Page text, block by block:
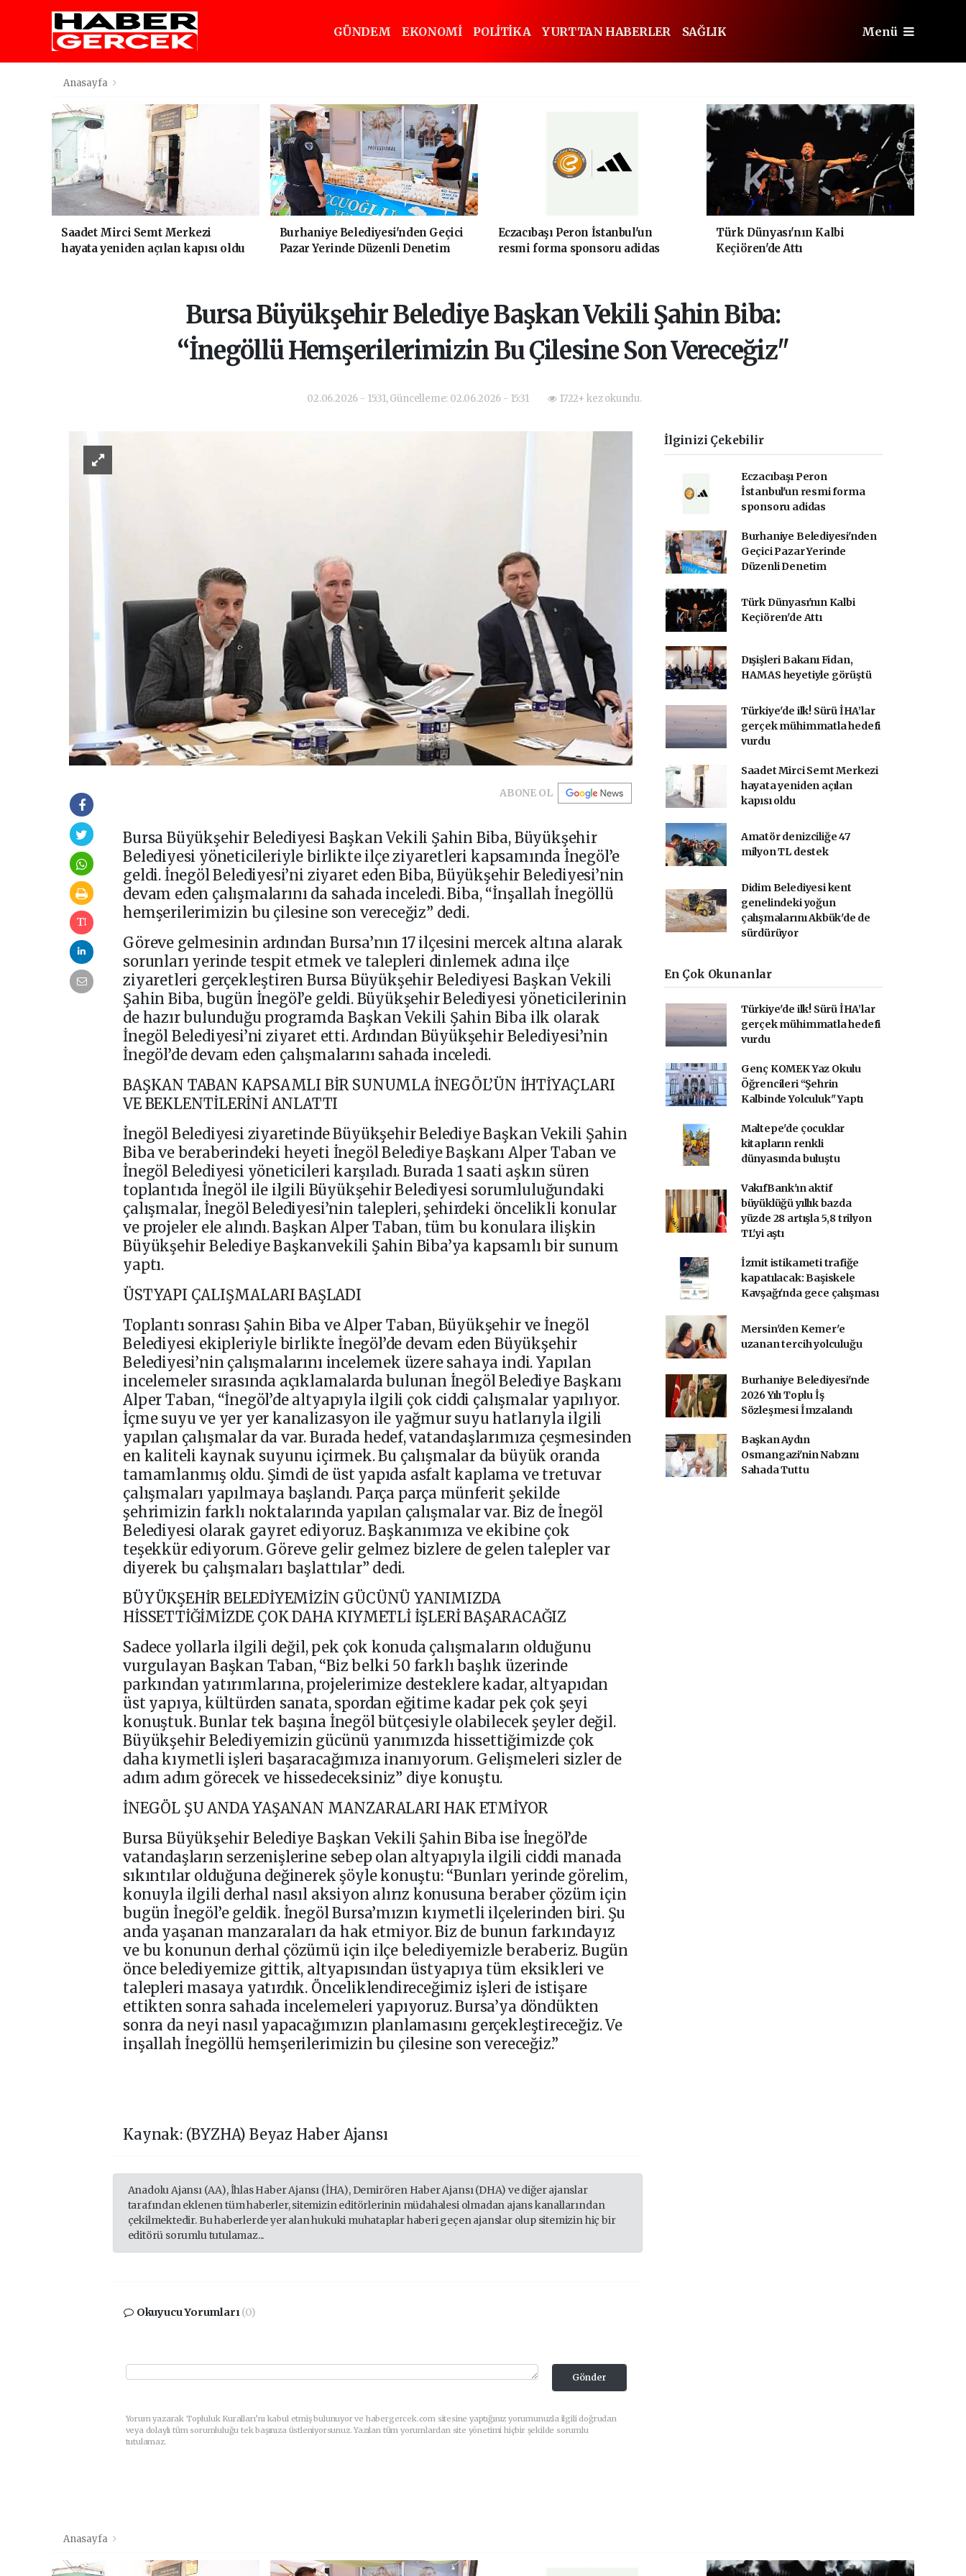
GÜNDEM EKONOMİ POLİTİKA YURTTAN HABERLER SAĞLIK Menü
Anasayfa
Saadet Mirci Semt Merkezi
hayata yeniden açılan kapısı oldu
Burhaniye Belediyesi'nden Geçici
Pazar Yerinde Düzenli Denetim
Eczacıbaşı Peron İstanbul'un
resmi forma sponsoru adidas
Türk Dünyası'nın Kalbi
Keçiören'de Attı
Bursa Büyükşehir Belediye Başkan Vekili Şahin Biba:
“İnegöllü Hemşerilerimizin Bu Çilesine Son Vereceğiz"
02.06.2026 - 15:31, Güncelleme: 02.06.2026 - 15:31 1722+ kez okundu.
ABONE OL
Bursa Büyükşehir Belediyesi Başkan Vekili Şahin Biba, Büyükşehir
Belediyesi yöneticileriyle birlikte ilçe ziyaretleri kapsamında İnegöl’e
geldi. İnegöl Belediyesi’ni ziyaret eden Biba, Büyükşehir Belediyesi’nin
devam eden çalışmalarını da sahada inceledi. Biba, “İnşallah İnegöllü
hemşerilerimizin bu çilesine son vereceğiz” dedi.
Göreve gelmesinin ardından Bursa’nın 17 ilçesini mercek altına alarak
sorunları yerinde tespit etmek ve talepleri dinlemek adına ilçe
ziyaretleri gerçekleştiren Bursa Büyükşehir Belediyesi Başkan Vekili
Şahin Biba, bugün İnegöl’e geldi. Büyükşehir Belediyesi yöneticilerinin
de hazır bulunduğu programda Başkan Vekili Şahin Biba ilk olarak
İnegöl Belediyesi’ni ziyaret etti. Ardından Büyükşehir Belediyesi’nin
İnegöl’de devam eden çalışmalarını sahada inceledi.
BAŞKAN TABAN KAPSAMLI BİR SUNUMLA İNEGÖL’ÜN İHTİYAÇLARI
VE BEKLENTİLERİNİ ANLATTI
İnegöl Belediyesi ziyaretinde Büyükşehir Belediye Başkan Vekili Şahin
Biba ve beraberindeki heyeti İnegöl Belediye Başkanı Alper Taban ve
İnegöl Belediyesi yöneticileri karşıladı. Burada 1 saati aşkın süren
toplantıda İnegöl ile ilgili Büyükşehir Belediyesi sorumluluğundaki
çalışmalar, İnegöl Belediyesi’nin talepleri, şehirdeki öncelikli konular
ve projeler ele alındı. Başkan Alper Taban, tüm bu konulara ilişkin
Büyükşehir Belediye Başkanvekili Şahin Biba’ya kapsamlı bir sunum
yaptı.
ÜSTYAPI ÇALIŞMALARI BAŞLADI
Toplantı sonrası Şahin Biba ve Alper Taban, Büyükşehir ve İnegöl
Belediyesi ekipleriyle birlikte İnegöl’de devam eden Büyükşehir
Belediyesi’nin çalışmalarını incelemek üzere sahaya indi. Yapılan
incelemeler sırasında açıklamalarda bulunan İnegöl Belediye Başkanı
Alper Taban, “İnegöl’de altyapıyla ilgili çok ciddi çalışmalar yapılıyor.
İçme suyu ve yer yer kanalizasyon ile yağmur suyu hatlarıyla ilgili
yapılan çalışmalar da var. Burada hedef, vatandaşlarımıza çeşmesinden
en kaliteli kaynak suyunu içirmek. Bu çalışmalar da büyük oranda
tamamlanmış oldu. Şimdi de üst yapıda asfalt kaplama ve tretuvar
çalışmaları yapılmaya başlandı. Parça parça münferit şekilde
şehrimizin farklı noktalarında yapılan çalışmalar var. Biz de İnegöl
Belediyesi olarak gayret ediyoruz. Başkanımıza ve ekibine çok
teşekkür ediyorum. Göreve gelir gelmez bizlere de gelen talepler var
diyerek bu çalışmaları başlattılar” dedi.
BÜYÜKŞEHİR BELEDİYEMİZİN GÜCÜNÜ YANIMIZDA
HİSSETTİĞİMİZDE ÇOK DAHA KIYMETLİ İŞLERİ BAŞARACAĞIZ
Sadece yollarla ilgili değil, pek çok konuda çalışmaların olduğunu
vurgulayan Başkan Taban, “Biz belki 50 farklı başlık üzerinde
parkından yatırımlarına, projelerimize desteklere kadar, altyapıdan
üst yapıya, kültürden sanata, spordan eğitime kadar pek çok şeyi
konuştuk. Bunlar tek başına İnegöl bütçesiyle olabilecek şeyler değil.
Büyükşehir Belediyemizin gücünü yanımızda hissettiğimizde çok
daha kıymetli işleri başaracağımıza inanıyorum. Gelişmeleri sizler de
adım adım görecek ve hissedeceksiniz” diye konuştu.
İNEGÖL ŞU ANDA YAŞANAN MANZARALARI HAK ETMİYOR
Bursa Büyükşehir Belediye Başkan Vekili Şahin Biba ise İnegöl’de
vatandaşların serzenişlerine sebep olan altyapıyla ilgili ciddi manada
sıkıntılar olduğuna değinerek şöyle konuştu: “Bunları yerinde görelim,
konuyla ilgili derhal nasıl aksiyon alırız konusuna beraber çözüm için
bugün İnegöl’e geldik. İnegöl Bursa’mızın kıymetli ilçelerinden biri. Şu
anda yaşanan manzaraları da hak etmiyor. Biz de bunun farkındayız
ve bu konunun derhal çözümü için ilçe belediyemizle beraberiz. Bugün
önce belediyemize gittik, altyapısından üstyapıya tüm eksikleri ve
talepleri masaya yatırdık. Önceliklendireceğimiz işleri de istişare
ettikten sonra sahada incelemeleri yapıyoruz. Bursa’ya döndükten
sonra da neyi nasıl yapacağımızın planlamasını gerçekleştireceğiz. Ve
inşallah İnegöllü hemşerilerimizin bu çilesine son vereceğiz.”
Kaynak: (BYZHA) Beyaz Haber Ajansı
Anadolu Ajansı (AA), İhlas Haber Ajansı (İHA), Demirören Haber Ajansı (DHA) ve diğer ajanslar
tarafından eklenen tüm haberler, sitemizin editörlerinin müdahalesi olmadan ajans kanallarından
çekilmektedir. Bu haberlerde yer alan hukuki muhataplar haberi geçen ajanslar olup sitemizin hiç bir
editörü sorumlu tutulamaz...
Okuyucu Yorumları(0)
Gönder
Yorum yazarak Topluluk Kuralları’nı kabul etmiş bulunuyor ve habergercek.com sitesine yaptığınız yorumunuzla ilgili doğrudan
veya dolaylı tüm sorumluluğu tek başınıza üstleniyorsunuz. Yazılan tüm yorumlardan site yönetimi hiçbir şekilde sorumlu
tutulamaz.
İlginizi Çekebilir
Eczacıbaşı Peron
İstanbul'un resmi forma
sponsoru adidas
Burhaniye Belediyesi'nden
Geçici Pazar Yerinde
Düzenli Denetim
Türk Dünyası'nın Kalbi
Keçiören'de Attı
Dışişleri Bakanı Fidan,
HAMAS heyetiyle görüştü
Türkiye'de ilk! Sürü İHA’lar
gerçek mühimmatla hedefi
vurdu
Saadet Mirci Semt Merkezi
hayata yeniden açılan
kapısı oldu
Amatör denizciliğe 47
milyon TL destek
Didim Belediyesi kent
genelindeki yoğun
çalışmalarını Akbük'de de
sürdürüyor
En Çok Okunanlar
Türkiye'de ilk! Sürü İHA’lar
gerçek mühimmatla hedefi
vurdu
Genç KOMEK Yaz Okulu
Öğrencileri “Şehrin
Kalbinde Yolculuk" Yaptı
Maltepe'de çocuklar
kitapların renkli
dünyasında buluştu
VakıfBank'ın aktif
büyüklüğü yıllık bazda
yüzde 28 artışla 5,8 trilyon
TL'yi aştı
İzmit istikameti trafiğe
kapatılacak: Başiskele
Kavşağı'nda gece çalışması
Mersin'den Kemer'e
uzanan tercih yolculuğu
Burhaniye Belediyesi'nde
2026 Yılı Toplu İş
Sözleşmesi İmzalandı
Başkan Aydın
Osmangazi'nin Nabzını
Sahada Tuttu
Anasayfa